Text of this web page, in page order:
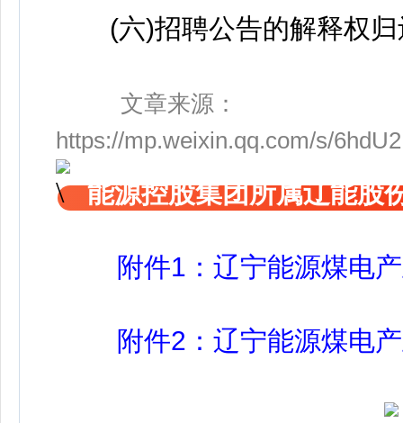
(六)招聘公告的解释权归
文章来源：
https://mp.weixin.qq.com/s/
能源控股集团所属辽能股
附件1：辽宁能源煤电产
附件2：辽宁能源煤电产